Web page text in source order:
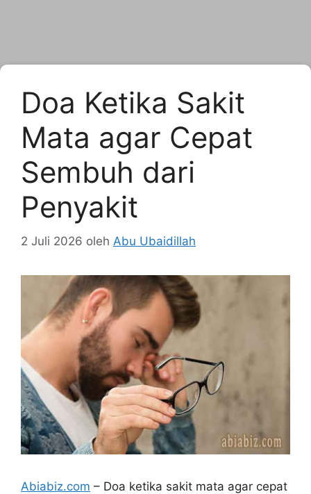
Doa Ketika Sakit
Mata agar Cepat
Sembuh dari
Penyakit
2 Juli 2026 oleh Abu Ubaidillah
Abiabiz.com – Doa ketika sakit mata agar cepat